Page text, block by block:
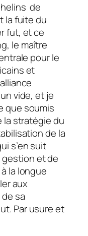
de
la fuite du
fut, et ce
le maître
pour le
et
vide, et je
que soumis
stratégie du
de la
s’en suit
et de
la longue
aux
sa
Par usure et